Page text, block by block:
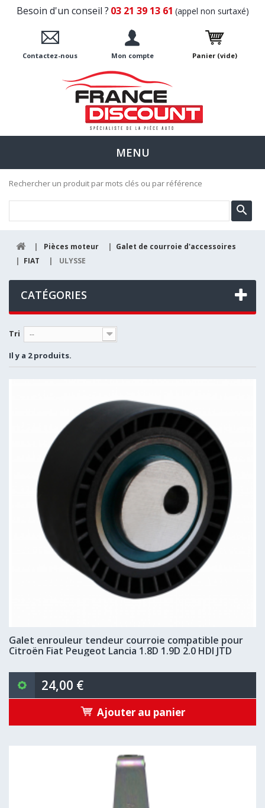
Besoin d'un conseil ? 03 21 39 13 61 (appel non surtaxé)
Contactez-nous Mon compte Panier (vide)
MENU
Rechercher un produit par mots clés ou par référence
| Pièces moteur | Galet de courroie d'accessoires
| FIAT | ULYSSE
CATÉGORIES
Tri --
Il y a 2 produits.
Galet enrouleur tendeur courroie compatible pour
Citroën Fiat Peugeot Lancia 1.8D 1.9D 2.0 HDI JTD
24,00 €
Ajouter au panier